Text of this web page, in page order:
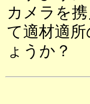
カメラを
て適材適
ょうか？